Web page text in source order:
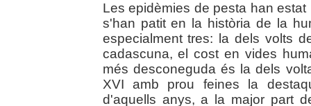
Les epidèmies de pesta han
s'han patit en la història de la
especialment tres: la dels volts
cadascuna, el cost en vides
més desconeguda és la dels
XVI amb prou feines la
d'aquells anys, a la major part